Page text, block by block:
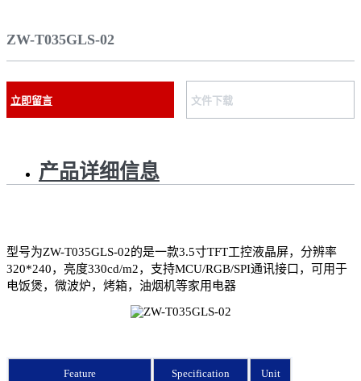
ZW-T035GLS-02
立即留言 文件下载
产品详细信息
型号为ZW-T035GLS-02的是一款3.5寸TFT工控液晶屏，分辨率
320*240，亮度330cd/m2，支持MCU/RGB/SPI通讯接口，可用于
电饭煲，微波炉，烤箱，油烟机等家用电器
Feature Specification Unit